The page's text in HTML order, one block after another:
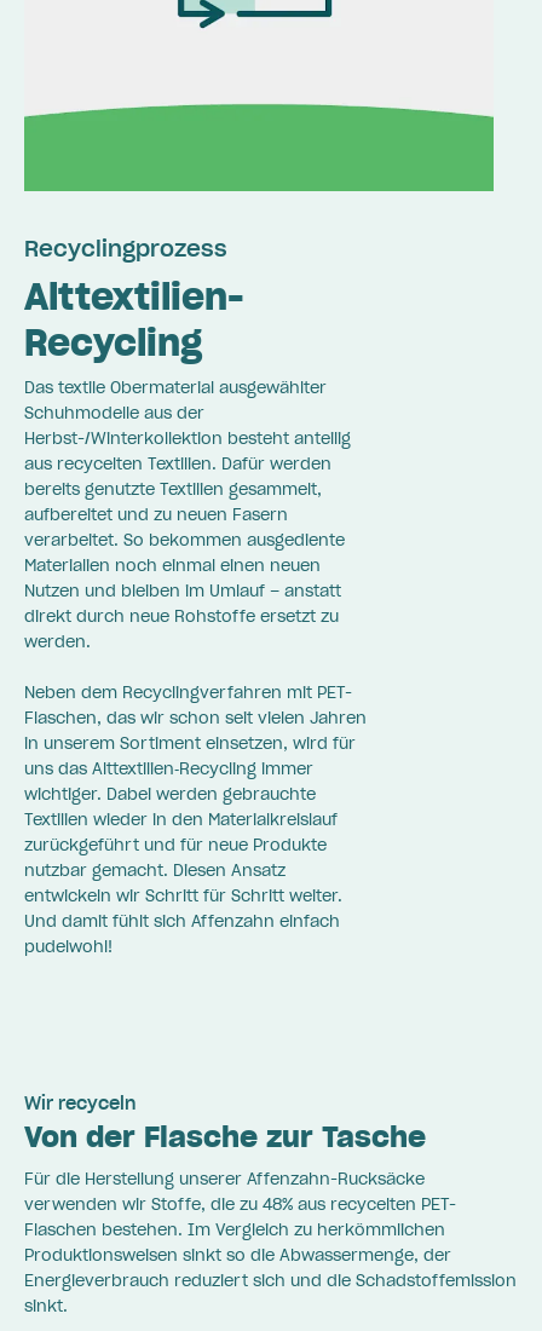
Recyclingprozess
Alttextilien-
Recycling
Das textile Obermaterial ausgewählter
Schuhmodelle aus der
Herbst-/Winterkollektion besteht anteilig
aus recycelten Textilien. Dafür werden
bereits genutzte Textilien gesammelt,
aufbereitet und zu neuen Fasern
verarbeitet. So bekommen ausgediente
Materialien noch einmal einen neuen
Nutzen und bleiben im Umlauf – anstatt
direkt durch neue Rohstoffe ersetzt zu
werden.
Neben dem Recyclingverfahren mit PET-
Flaschen, das wir schon seit vielen Jahren
in unserem Sortiment einsetzen, wird für
uns das Alttextilien‑Recycling immer
wichtiger. Dabei werden gebrauchte
Textilien wieder in den Materialkreislauf
zurückgeführt und für neue Produkte
nutzbar gemacht. Diesen Ansatz
entwickeln wir Schritt für Schritt weiter.
Und damit fühlt sich Affenzahn einfach
pudelwohl!
Wir recyceln
Von der Flasche zur Tasche
Für die Herstellung unserer Affenzahn-Rucksäcke
verwenden wir Stoffe, die zu 48% aus recycelten PET-
Flaschen bestehen. Im Vergleich zu herkömmlichen
Produktionsweisen sinkt so die Abwassermenge, der
Energieverbrauch reduziert sich und die Schadstoffemission
sinkt.